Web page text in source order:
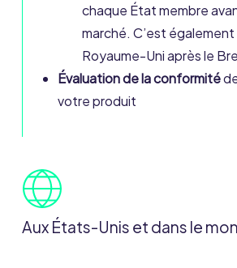
chaque État membre
marché. C’est également
Royaume-Uni après le
Évaluation de la conformité
votre produit
Aux États-Unis et dans le